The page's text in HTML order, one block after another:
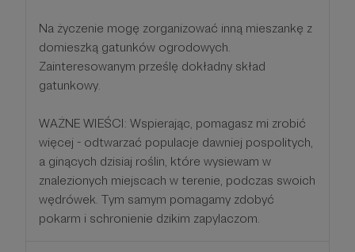
Na życzenie mogę zorganizować inną mieszankę z
domieszką gatunków ogrodowych.
Zainteresowanym prześlę dokładny skład
gatunkowy.
WAŻNE WIEŚCI: Wspierając, pomagasz mi zrobić
więcej - odtwarzać populacje dawniej pospolitych,
a ginących dzisiaj roślin, które wysiewam w
znalezionych miejscach w terenie, podczas swoich
wędrówek. Tym samym pomagamy zdobyć
pokarm i schronienie dzikim zapylaczom.